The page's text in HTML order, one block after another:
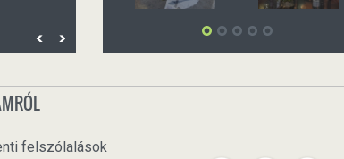
felszólalások